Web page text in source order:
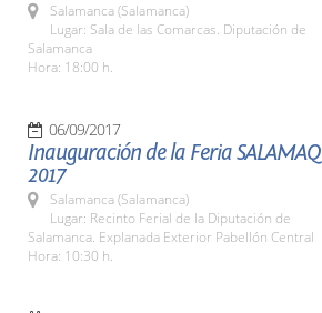
Salamanca (Salamanca)
Lugar: Sala de las Comarcas. Diputación de
Salamanca
Hora: 18:00 h.
06/09/2017
Inauguración de la Feria SALAMAQ
2017
Salamanca (Salamanca)
Lugar: Recinto Ferial de la Diputación de
Salamanca. Explanada Exterior Pabellón Central
Hora: 10:30 h.